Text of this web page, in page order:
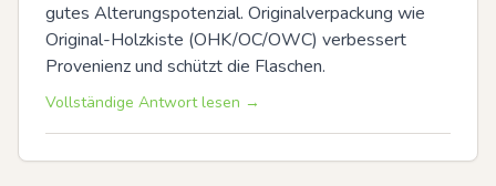
gutes Alterungspotenzial. Originalverpackung wie
Original-Holzkiste (OHK/OC/OWC) verbessert
Provenienz und schützt die Flaschen.
Vollständige Antwort lesen →